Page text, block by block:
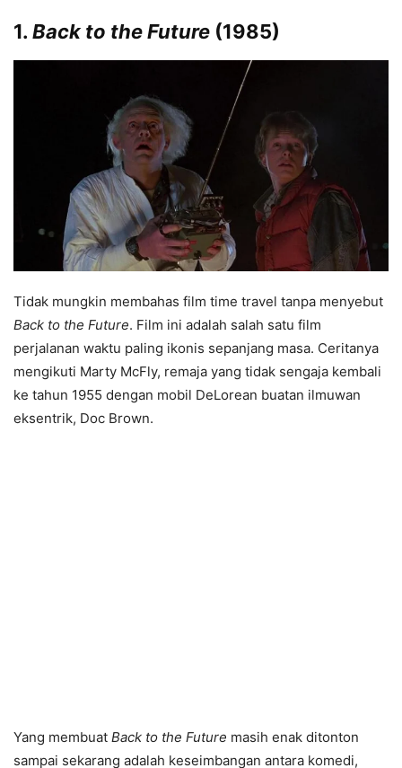
1. Back to the Future (1985)
Tidak mungkin membahas film time travel tanpa menyebut
Back to the Future. Film ini adalah salah satu film
perjalanan waktu paling ikonis sepanjang masa. Ceritanya
mengikuti Marty McFly, remaja yang tidak sengaja kembali
ke tahun 1955 dengan mobil DeLorean buatan ilmuwan
eksentrik, Doc Brown.
Yang membuat Back to the Future masih enak ditonton
sampai sekarang adalah keseimbangan antara komedi,